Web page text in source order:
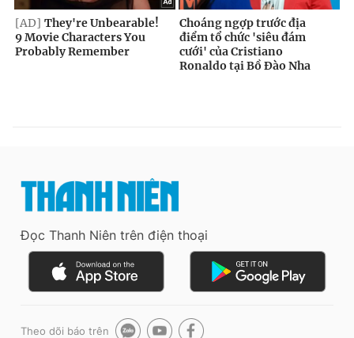
Đọc Thanh Niên trên điện thoại
Theo dõi báo trên